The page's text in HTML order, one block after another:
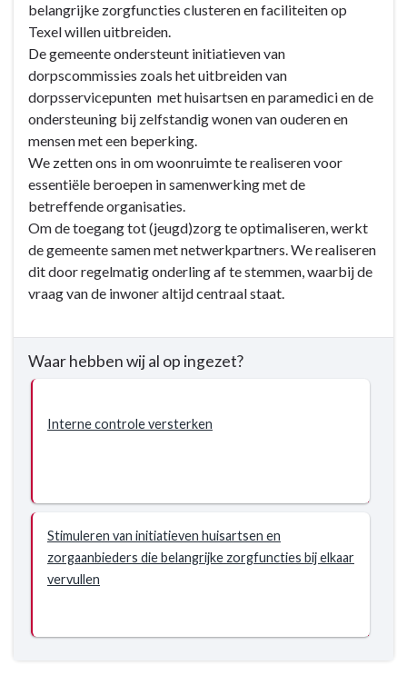
6.2
Toegang
eerstelijnsvoorzieningen
belangrijke zorgfuncties clusteren en faciliteiten op
Texel willen uitbreiden.
De gemeente ondersteunt initiatieven van
dorpscommissies zoals het uitbreiden van
dorpsservicepunten met huisartsen en paramedici en de
ondersteuning bij zelfstandig wonen van ouderen en
mensen met een beperking.
We zetten ons in om woonruimte te realiseren voor
essentiële beroepen in samenwerking met de
betreffende organisaties.
Om de toegang tot (jeugd)zorg te optimaliseren, werkt
de gemeente samen met netwerkpartners. We realiseren
dit door regelmatig onderling af te stemmen, waarbij de
vraag van de inwoner altijd centraal staat.
Waar hebben wij al op ingezet?
Interne controle versterken
Stimuleren van initiatieven huisartsen en
zorgaanbieders die belangrijke zorgfuncties bij elkaar
vervullen